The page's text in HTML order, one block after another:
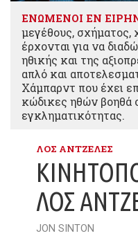
ΕΝΩΜΕΝΟΙ ΕΝ
μεγέθους, σχήματος,
έρχονται για να
ηθικής και της
απλό και
Χάμπαρντ που έχει
κώδικες ηθών βοηθά
εγκληματικότητας.
ΛΟΣ ΑΝΤΖΕΛΕΣ
ΛΟΣ
JON SINTON